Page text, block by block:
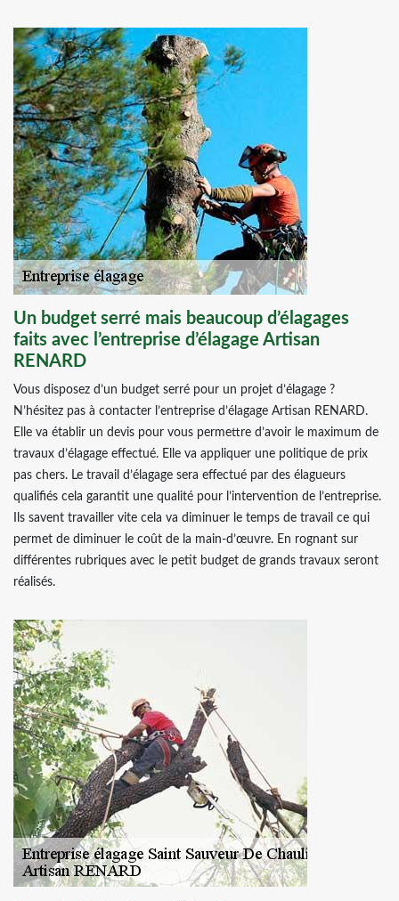
Un budget serré mais beaucoup d’élagages
faits avec l’entreprise d’élagage Artisan
RENARD
Vous disposez d’un budget serré pour un projet d’élagage ?
N’hésitez pas à contacter l’entreprise d’élagage Artisan RENARD.
Elle va établir un devis pour vous permettre d’avoir le maximum de
travaux d’élagage effectué. Elle va appliquer une politique de prix
pas chers. Le travail d’élagage sera effectué par des élagueurs
qualifiés cela garantit une qualité pour l’intervention de l’entreprise.
Ils savent travailler vite cela va diminuer le temps de travail ce qui
permet de diminuer le coût de la main-d’œuvre. En rognant sur
différentes rubriques avec le petit budget de grands travaux seront
réalisés.